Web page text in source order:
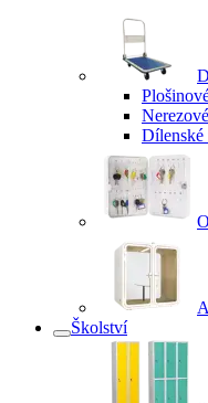
Dílenské
Školství